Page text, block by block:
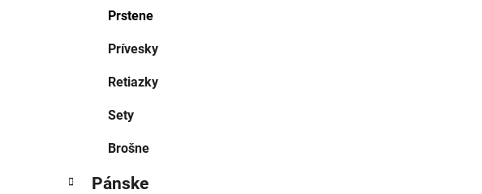
Prstene
Prívesky
Retiazky
Sety
Brošne
Pánske